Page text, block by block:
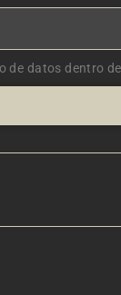
de datos dentro